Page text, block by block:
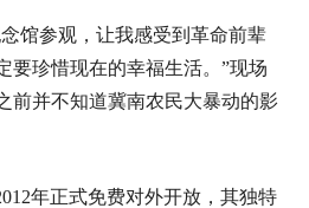
馆参观，让我感受到革命前辈
要珍惜现在的幸福生活。”现场
前并不知道冀南农民大暴动的影
年正式免费对外开放，其独特